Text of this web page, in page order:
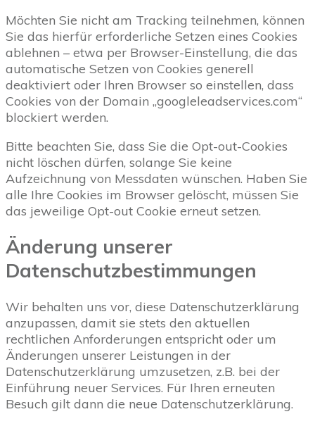
Möchten Sie nicht am Tracking teilnehmen, können
Sie das hierfür erforderliche Setzen eines Cookies
ablehnen – etwa per Browser-Einstellung, die das
automatische Setzen von Cookies generell
deaktiviert oder Ihren Browser so einstellen, dass
Cookies von der Domain „googleleadservices.com“
blockiert werden.
Bitte beachten Sie, dass Sie die Opt-out-Cookies
nicht löschen dürfen, solange Sie keine
Aufzeichnung von Messdaten wünschen. Haben Sie
alle Ihre Cookies im Browser gelöscht, müssen Sie
das jeweilige Opt-out Cookie erneut setzen.
Änderung unserer
Datenschutzbestimmungen
Wir behalten uns vor, diese Datenschutzerklärung
anzupassen, damit sie stets den aktuellen
rechtlichen Anforderungen entspricht oder um
Änderungen unserer Leistungen in der
Datenschutzerklärung umzusetzen, z.B. bei der
Einführung neuer Services. Für Ihren erneuten
Besuch gilt dann die neue Datenschutzerklärung.